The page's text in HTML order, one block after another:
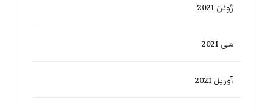
ژوئن 2021
می 2021
آوریل 2021